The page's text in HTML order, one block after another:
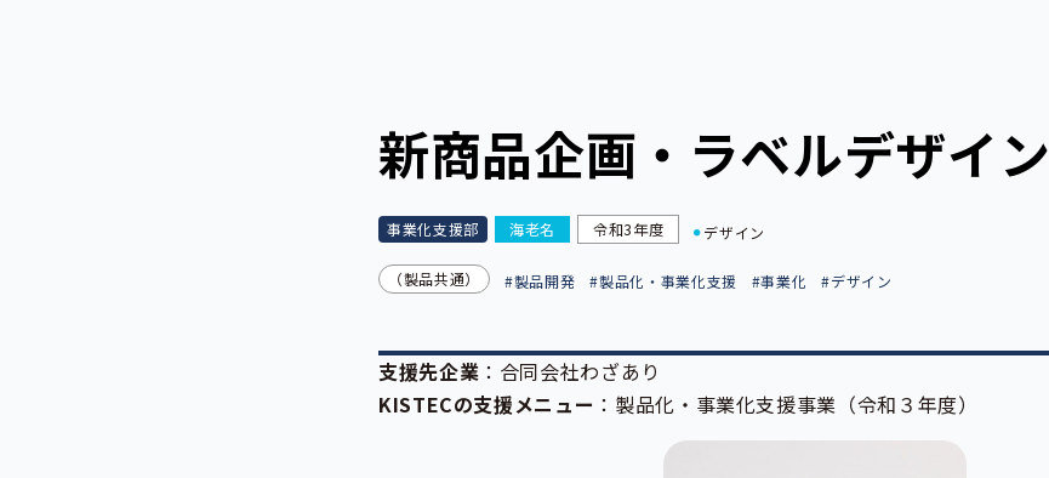
新商品企画・ラベルデザイン
事業化支援部 海老名 令和3年度 デザイン
（製品共通） #製品開発 #製品化・事業化支援 #事業化 #デザイン
支援先企業 ：合同会社わざあり
KISTECの支援メニュー ：製品化・事業化支援事業（令和３年度）